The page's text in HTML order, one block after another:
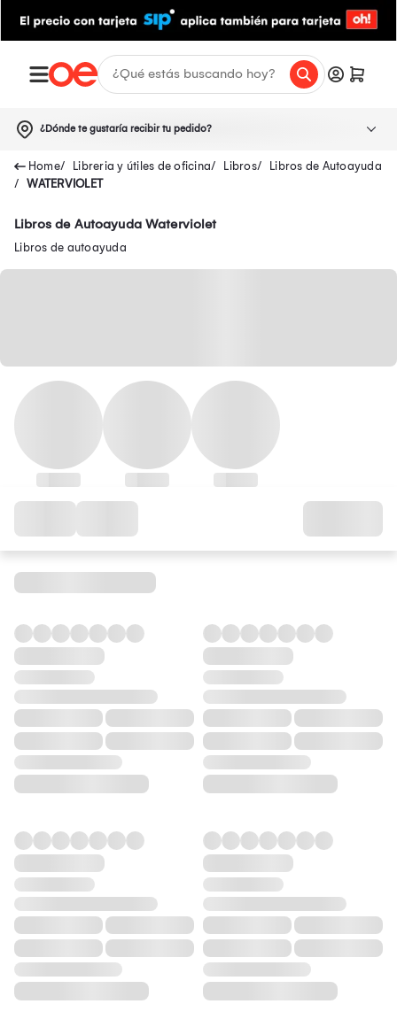
¿Dónde te gustaría recibir tu pedido?
Libreria y útiles de oficina Libros
Libros de Autoayuda
WATERVIOLET
Libros de Autoayuda Waterviolet
Libros de autoayuda